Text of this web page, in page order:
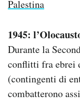
Palestina
1945:
Durante la
conflitti fra ebrei
(contingenti di
combatterono